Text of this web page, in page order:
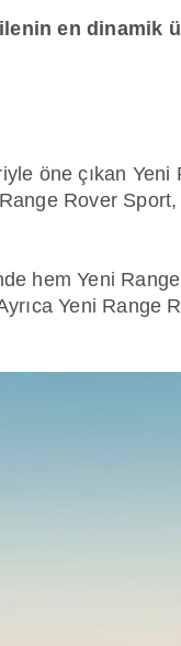
en
öne çıkan
Rover
hem Yeni
Yeni